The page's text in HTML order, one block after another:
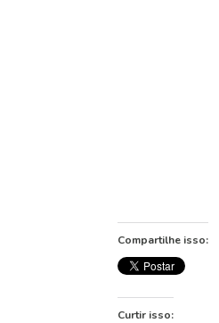
Compartilhe isso:
Curtir isso: